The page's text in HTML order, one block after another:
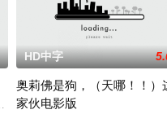
的四肢——的治疗方法，而一步
）影视文化传媒有限公司
HD中字
奥莉佛是狗，（天哪！！）
家伙电影版